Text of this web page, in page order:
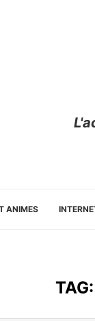
ANIMES
TAG: